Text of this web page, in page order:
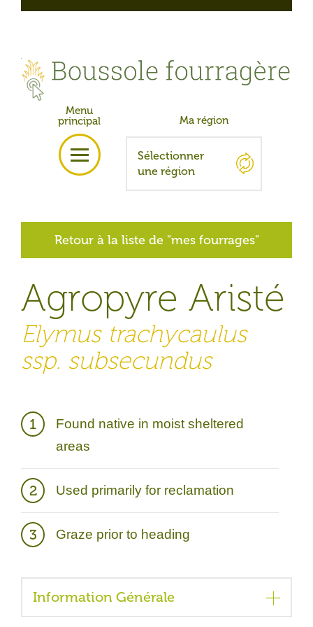
Skip
content
Glossaire
Informations
Remerciements
Agropyre Aristé
Elymus trachycaulus
ssp. subsecundus
Retour à la liste de "mes fourrages"
Description Générale